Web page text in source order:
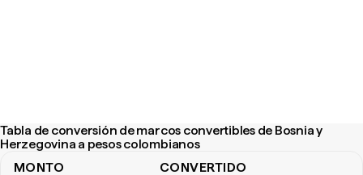
Tabla de conversión de marcos convertibles de Bosnia y
Herzegovina a pesos colombianos
MONTO CONVERTIDO